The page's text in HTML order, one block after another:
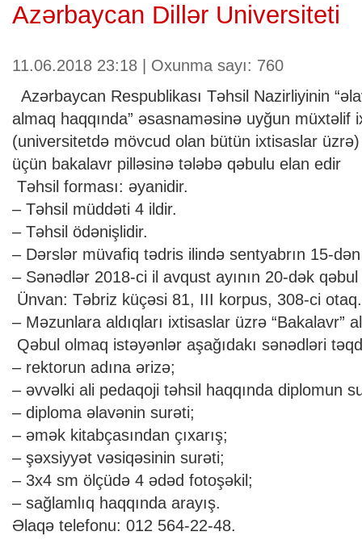
Azərbaycan Dillər Universiteti
11.06.2018 23:18 | Oxunma sayı: 760
Azərbaycan Respublikası Təhsil Nazirliyinin
almaq haqqında” əsasnaməsinə uyğun müxtəlif
(universitetdə mövcud olan bütün ixtisaslar
üçün bakalavr pilləsinə tələbə qəbulu elan edir
Təhsil forması: əyanidir.
– Təhsil müddəti 4 ildir.
– Təhsil ödənişlidir.
– Dərslər müvafiq tədris ilində sentyabrın 15-dən
– Sənədlər 2018-ci il avqust ayının 20-dək qəbul
Ünvan: Təbriz küçəsi 81, III korpus, 308-ci otaq.
– Məzunlara aldıqları ixtisaslar üzrə “Bakalavr”
Qəbul olmaq istəyənlər aşağıdakı sənədləri
– rektorun adına ərizə;
– əvvəlki ali pedaqoji təhsil haqqında diplomun
– diploma əlavənin surəti;
– əmək kitabçasından çıxarış;
– şəxsiyyət vəsiqəsinin surəti;
– 3x4 sm ölçüdə 4 ədəd fotoşəkil;
– sağlamlıq haqqında arayış.
Əlaqə telefonu: 012 564-22-48.